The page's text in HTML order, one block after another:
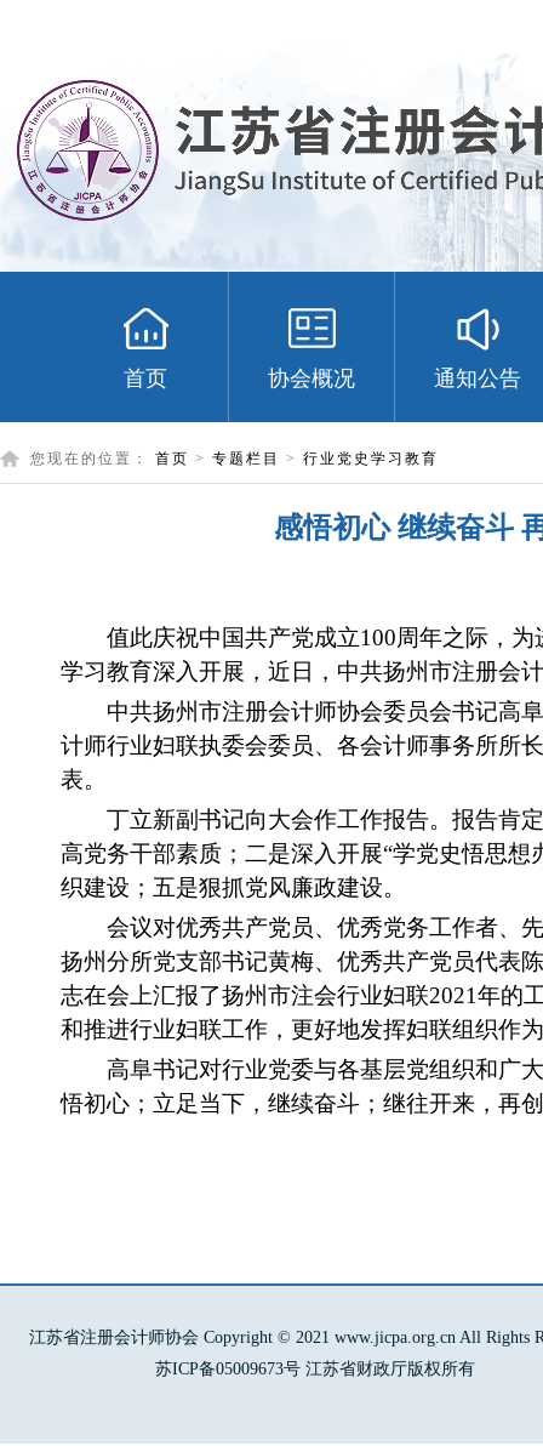
首页 协会概况 通知公告
您现在的位置： 首页 > 专题栏目 > 行业党史学习教育
感悟初心 继续奋斗
值此庆祝中国共产党成立100周年之际，为
学习教育深入开展，近日，中共扬州市注册会
中共扬州市注册会计师协会委员会书记高阜
计师行业妇联执委会委员、各会计师事务所所
表。
丁立新副书记向大会作工作报告。报告肯定
高党务干部素质；二是深入开展“学党史悟思
织建设；五是狠抓党风廉政建设。
会议对优秀共产党员、优秀党务工作者、先
扬州分所党支部书记黄梅、优秀共产党员代表
志在会上汇报了扬州市注会行业妇联2021年的
和推进行业妇联工作，更好地发挥妇联组织作
高阜书记对行业党委与各基层党组织和广大
悟初心；立足当下，继续奋斗；继往开来，再
江苏省注册会计师协会 Copyright © 2021 www.jicpa.org.cn All Rights
苏ICP备05009673号 江苏省财政厅版权所有